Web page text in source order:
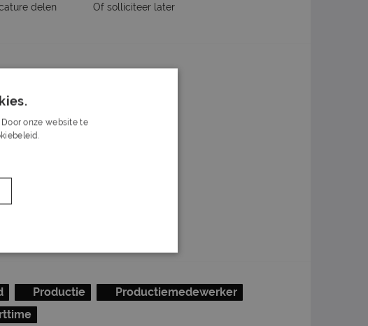
delen Of solliciteer later
Productie
Productiemedewerker
onze website te